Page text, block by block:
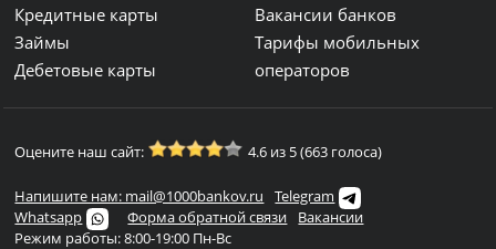
Кредитные карты
Займы
Дебетовые карты
Вакансии банков
Тарифы мобильных
операторов
Оцените наш сайт: 4.6 из 5 (663 голоса)
Напишите нам: mail@1000bankov.ru
Telegram
Whatsapp
Форма обратной связи
Вакансии
Режим работы: 8:00-19:00 Пн-Вс